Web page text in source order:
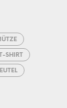
SHIRT